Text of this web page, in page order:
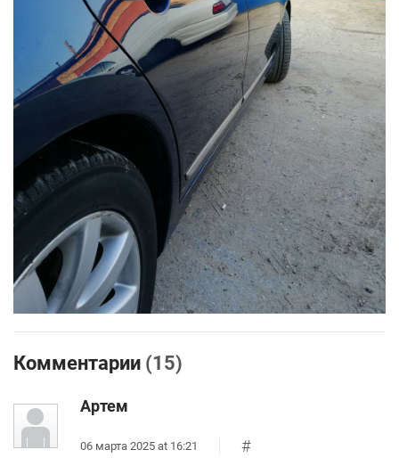
Комментарии (15)
Артем
06 марта 2025 at 16:21
#